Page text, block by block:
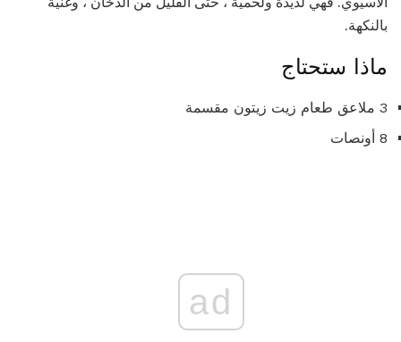
بالنكهة.
ماذا ستحتاج
3 ملاعق طعام زيت زيتون مقسمة
8 أونصات
ad